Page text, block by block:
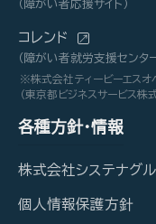
（障がい者応援サイト）
コレンド
（障がい者就労支援センター
※株式会社ティービーエスオ
（東京都ビジネスサービス
各種方針・情報
株式会社システナグ
個人情報保護方針